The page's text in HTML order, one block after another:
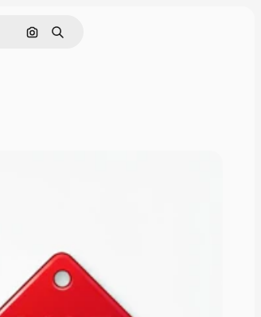
Pesquisar por imagem
Buscar